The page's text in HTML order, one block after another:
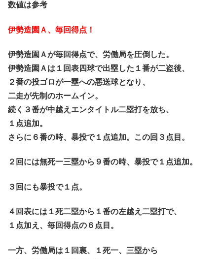
数値は参考
伊勢造園Ａ、毎回得点！
伊勢造園Ａが毎回得点で、労働局を圧倒した。
伊勢造園Ａは１回表四球で出塁した１番が二盗後、
２番の投ゴロが一塁への悪送球となり、
二走が先制のホームイン。
続く３番が中越えエンタイトル二塁打を放ち、
１点追加。
さらに６番の時、暴投で１点追加。この回３点目。
２回には無死一三塁から９番の時、暴投で１点追加。
３回にも暴投で１点。
４回表には１死二塁から１番の左越え二塁打で、
１点加え、毎回得点の６点目。
一方、労働局は１回裏、１死一、三塁から